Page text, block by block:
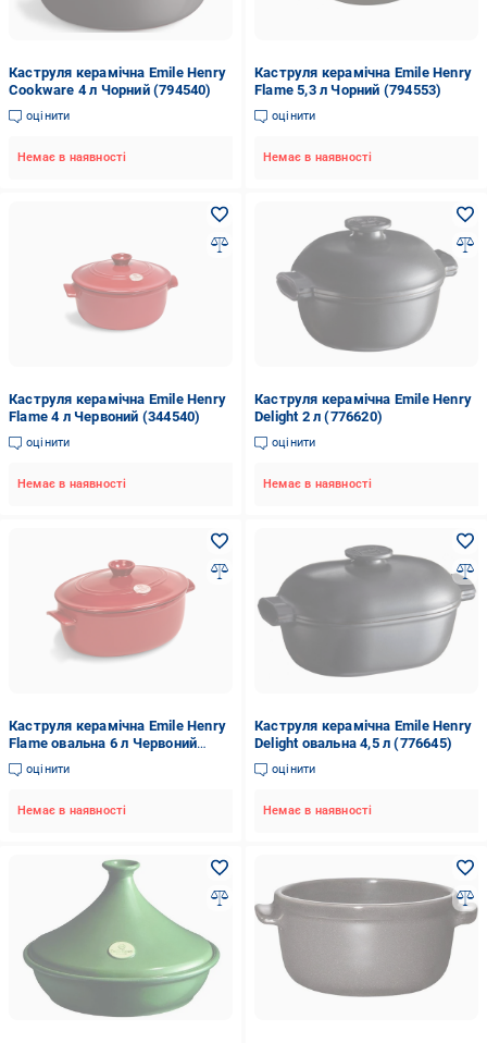
Каструля керамічна Emile Henry
Cookware 4 л Чорний (794540)
оцінити
Немає в наявності
Каструля керамічна Emile Henry
Flame 5,3 л Чорний (794553)
оцінити
Немає в наявності
Каструля керамічна Emile Henry
Flame 4 л Червоний (344540)
оцінити
Немає в наявності
Каструля керамічна Emile Henry
Delight 2 л (776620)
оцінити
Немає в наявності
Каструля керамічна Emile Henry
Flame овальна 6 л Червоний
(344560)
оцінити
Немає в наявності
Каструля керамічна Emile Henry
Delight овальна 4,5 л (776645)
оцінити
Немає в наявності